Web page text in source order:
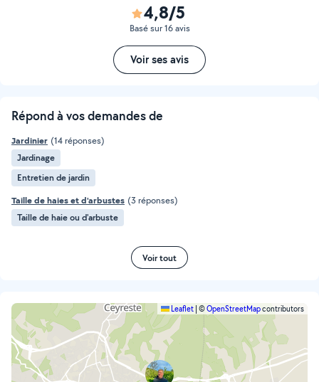
4,8/5
Basé sur 16 avis
Voir ses avis
Répond à vos demandes de
Jardinier (14 réponses)
Jardinage
Entretien de jardin
Taille de haies et d'arbustes (3 réponses)
Taille de haie ou d'arbuste
Voir tout
Leaflet ©OpenStreetMapcontributors